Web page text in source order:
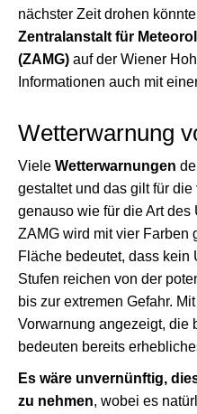
nächster Zeit drohen
Zentralanstalt für
(ZAMG) auf der Wiener
Informationen auch mit
Wetterwarnung
Viele Wetterwarnungen
gestaltet und das gilt für die
genauso wie für die Art des
ZAMG wird mit vier Farben
Fläche bedeutet, dass kein
Stufen reichen von der
bis zur extremen Gefahr.
Vorwarnung angezeigt, die
bedeuten bereits
Es wäre unvernünftig,
zu nehmen, wobei es